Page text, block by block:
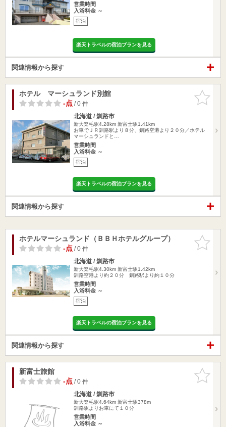
営業時間
入浴料金 ～
宿泊
楽天トラベルの宿泊プランを見る
関連情報から探す
お気に入
りに追加
ホテル マーシュランド別館
-点/ 0 件
北海道 / 釧路市
新大楽毛駅4.28km 新富士駅1.41km
お車でＪＲ釧路駅より８分、釧路空港より２０分／ホテル
マーシュランドと…
営業時間
入浴料金 ～
宿泊
楽天トラベルの宿泊プランを見る
関連情報から探す
お気に入
りに追加
ホテルマーシュランド（ＢＢＨホテルグループ）
-点/ 0 件
北海道 / 釧路市
新大楽毛駅4.30km 新富士駅1.42km
釧路空港より約２０分 釧路駅より約１０分
営業時間
入浴料金 ～
宿泊
楽天トラベルの宿泊プランを見る
関連情報から探す
お気に入
りに追加
新富士旅館
-点/ 0 件
北海道 / 釧路市
新大楽毛駅4.64km 新富士駅378m
釧路駅よりお車にて１０分
営業時間
入浴料金 ～